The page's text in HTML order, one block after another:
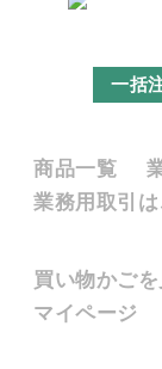
一括
商品一覧
業務用取引は
買い物かご
マイページ